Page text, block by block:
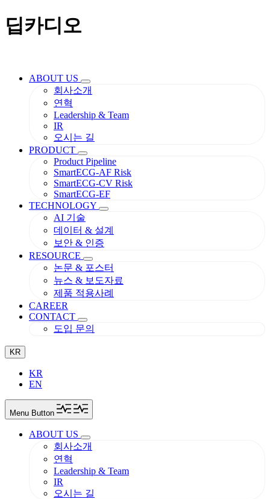
딥카디오
ABOUT US
회사소개
연혁
Leadership & Team
IR
오시는 길
PRODUCT
Product Pipeline
SmartECG-AF Risk
SmartECG-CV Risk
SmartECG-EF
TECHNOLOGY
AI 기술
데이터 & 설계
보안 & 인증
RESOURCE
논문 & 포스터
뉴스 & 보도자료
제품 적용사례
CAREER
CONTACT
도입 문의
KR
KR
EN
Menu Button
ABOUT US
회사소개
연혁
Leadership & Team
IR
오시는 길